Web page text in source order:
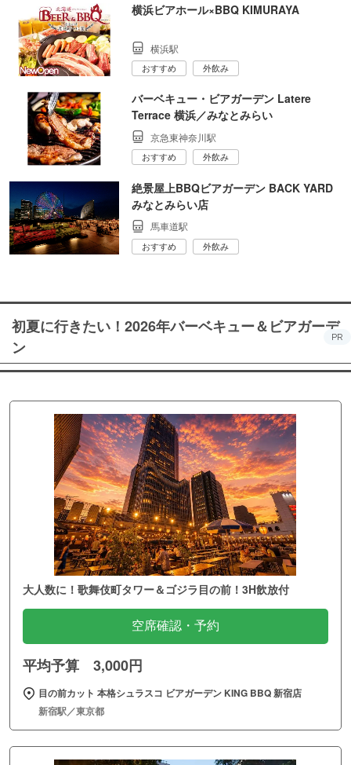
横浜ビアホール×BBQ KIMURAYA
横浜駅
おすすめ 外飲み
バーベキュー・ビアガーデン Latere
Terrace 横浜／みなとみらい
京急東神奈川駅
おすすめ 外飲み
絶景屋上BBQビアガーデン BACK YARD
みなとみらい店
馬車道駅
おすすめ 外飲み
初夏に行きたい！2026年バーベキュー＆ビアガーデ
ン
PR
大人数に！歌舞伎町タワー＆ゴジラ目の前！3H飲放付
空席確認・予約
平均予算 3,000円
目の前カット 本格シュラスコ ビアガーデン KING BBQ 新宿店
新宿駅／東京都